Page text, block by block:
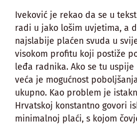
Iveković je rekao da se u
radi u jako lošim uvjetima, a
najslabije plaćen svuda u
visokom profitu koji postiže
leđa radnika. Ako se tu
veća je mogućnost
ukupno. Kao problem je
Hrvatskoj konstantno govori
minimalnoj plaći, s kojom